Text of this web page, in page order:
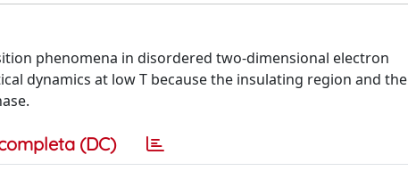
phenomena in disordered two-dimensional electron
dynamics at low T because the insulating region and the
(DC)